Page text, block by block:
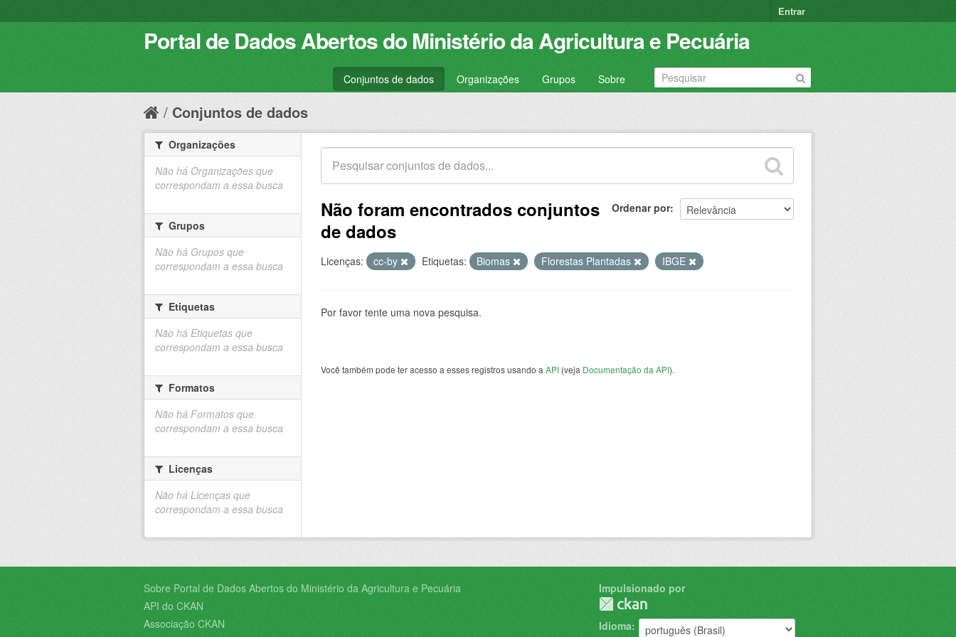
Entrar
Portal de Dados Abertos do Ministério da Agricultura e Pecuária
Conjuntos de dados Organizações Grupos Sobre
Conjuntos de dados
Ordenar por
Não foram encontrados conjuntos
de dados
Licenças: cc-by Etiquetas: Biomas Florestas Plantadas IBGE
Por favor tente uma nova pesquisa.
Você também pode ter acesso a esses registros usando a API (veja Documentação da API).
Organizações
Não há Organizações que
correspondam a essa busca
Grupos
Não há Grupos que
correspondam a essa busca
Etiquetas
Não há Etiquetas que
correspondam a essa busca
Formatos
Não há Formatos que
correspondam a essa busca
Licenças
Não há Licenças que
correspondam a essa busca
Sobre Portal de Dados Abertos do Ministério da Agricultura e Pecuária
API do CKAN
Associação CKAN
Impulsionado por
Idioma